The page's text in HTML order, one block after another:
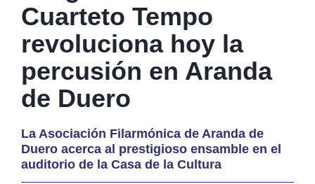
Cuarteto Tempo
revoluciona hoy la
percusión en Aranda
de Duero
La Asociación Filarmónica de Aranda de
Duero acerca al prestigioso ensamble en el
auditorio de la Casa de la Cultura